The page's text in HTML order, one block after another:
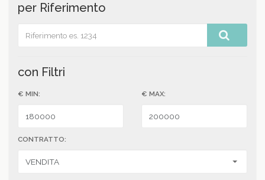
per Riferimento
con Filtri
€ MIN: € MAX:
CONTRATTO: